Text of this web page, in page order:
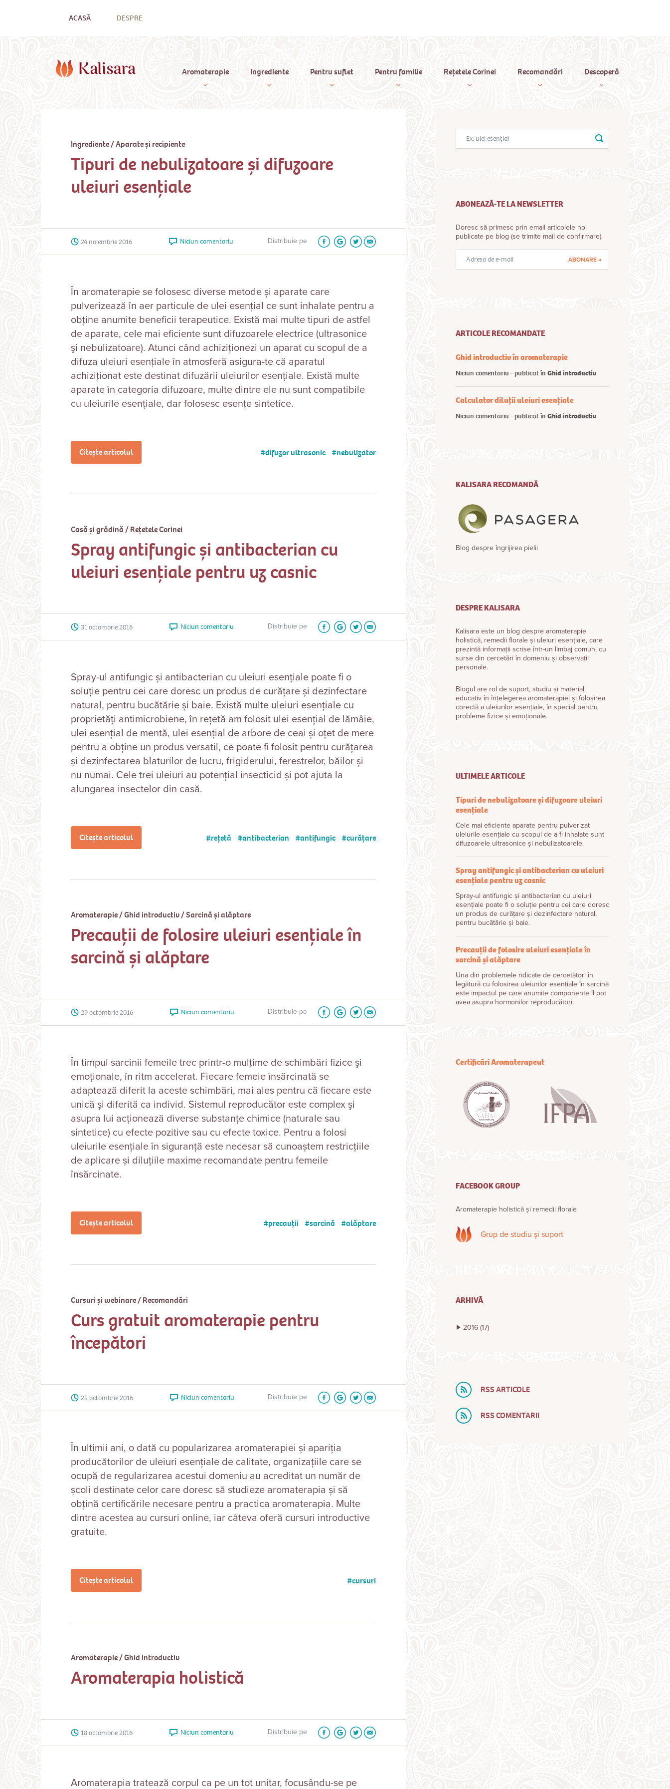
ACASĂ DESPRE
Aromaterapie Ingrediente Pentru suflet Pentru familie Rețetele Corinei Recomandări Descoperă
Ingrediente/Aparate și recipiente
Tipuri de nebulizatoare și difuzoare
uleiuri esențiale
24 noiembrie 2016 Niciun comentariu Distribuie pe
În aromaterapie se folosesc diverse metode și aparate care
pulverizează în aer particule de ulei esenţial ce sunt inhalate pentru a
obţine anumite beneficii terapeutice. Există mai multe tipuri de astfel
de aparate, cele mai eficiente sunt difuzoarele electrice (ultrasonice
şi nebulizatoare). Atunci când achiziţionezi un aparat cu scopul de a
difuza uleiuri esenţiale în atmosferă asigura-te că aparatul
achiziţionat este destinat difuzării uleiurilor esenţiale. Există multe
aparate în categoria difuzoare, multe dintre ele nu sunt compatibile
cu uleiurile esențiale, dar folosesc esențe sintetice.
Citește articolul difuzor ultrasonic nebulizator
Casă și grădină/Rețetele Corinei
Spray antifungic și antibacterian cu
uleiuri esențiale pentru uz casnic
31 octombrie 2016 Niciun comentariu Distribuie pe
Spray-ul antifungic și antibacterian cu uleiuri esențiale poate fi o
soluție pentru cei care doresc un produs de curățare și dezinfectare
natural, pentru bucătărie și baie. Există multe uleiuri esențiale cu
proprietăți antimicrobiene, în rețetă am folosit ulei esențial de lămâie,
ulei esențial de mentă, ulei esențial de arbore de ceai și oțet de mere
pentru a obține un produs versatil, ce poate fi folosit pentru curățarea
și dezinfectarea blaturilor de lucru, frigiderului, ferestrelor, băilor și
nu numai. Cele trei uleiuri au potențial insecticid și pot ajuta la
alungarea insectelor din casă.
Citește articolul rețetă antibacterian antifungic curățare
Aromaterapie/Ghid introductiv/Sarcină și alăptare
Precauții de folosire uleiuri esențiale în
sarcină și alăptare
29 octombrie 2016 Niciun comentariu Distribuie pe
În timpul sarcinii femeile trec printr-o mulţime de schimbări fizice şi
emoţionale, în ritm accelerat. Fiecare femeie însărcinată se
adaptează diferit la aceste schimbări, mai ales pentru că fiecare este
unică şi diferită ca individ. Sistemul reproducător este complex şi
asupra lui acţionează diverse substanţe chimice (naturale sau
sintetice) cu efecte pozitive sau cu efecte toxice. Pentru a folosi
uleiurile esențiale în siguranță este necesar să cunoaștem restricțiile
de aplicare și diluțiile maxime recomandate pentru femeile
însărcinate.
Citește articolul precauții sarcină alăptare
Cursuri și webinare/Recomandări
Curs gratuit aromaterapie pentru
începători
25 octombrie 2016 Niciun comentariu Distribuie pe
În ultimii ani, o dată cu popularizarea aromaterapiei și apariția
producătorilor de uleiuri esențiale de calitate, organizațiile care se
ocupă de regularizarea acestui domeniu au acreditat un număr de
școli destinate celor care doresc să studieze aromaterapia și să
obțină certificările necesare pentru a practica aromaterapia. Multe
dintre acestea au cursuri online, iar câteva oferă cursuri introductive
gratuite.
Citește articolul cursuri
Aromaterapie/Ghid introductiv
Aromaterapia holistică
18 octombrie 2016 Niciun comentariu Distribuie pe
Aromaterapia tratează corpul ca pe un tot unitar, focusându-se pe
ABONEAZĂ-TE LA NEWSLETTER
Doresc să primesc prin email articolele noi
publicate pe blog (se trimite mail de confirmare).
email
ARTICOLE RECOMANDATE
Ghid introductiv în aromaterapie
Niciun comentariu - publicat în Ghid introductiv
Calculator diluții uleiuri esențiale
Niciun comentariu - publicat în Ghid introductiv
KALISARA RECOMANDĂ
Blog despre îngrijirea pielii
DESPRE KALISARA
Kalisara este un blog despre aromaterapie
holistică, remedii florale și uleiuri esențiale, care
prezintă informații scrise într-un limbaj comun, cu
surse din cercetări în domeniu și observații
personale.
Blogul are rol de suport, studiu și material
educativ în înțelegerea aromaterapiei și folosirea
corectă a uleiurilor esențiale, în special pentru
probleme fizice și emoționale.
ULTIMELE ARTICOLE
Tipuri de nebulizatoare și difuzoare uleiuri
esențiale
Cele mai eficiente aparate pentru pulverizat
uleiurile esențiale cu scopul de a fi inhalate sunt
difuzoarele ultrasonice și nebulizatoarele.
Spray antifungic și antibacterian cu uleiuri
esențiale pentru uz casnic
Spray-ul antifungic și antibacterian cu uleiuri
esențiale poate fi o soluție pentru cei care doresc
un produs de curățare și dezinfectare natural,
pentru bucătărie și baie.
Precauții de folosire uleiuri esențiale în
sarcină și alăptare
Una din problemele ridicate de cercetători în
legătură cu folosirea uleiurilor esenţiale în sarcină
este impactul pe care anumite componente îl pot
avea asupra hormonilor reproducători.
Certificări Aromaterapeut
FACEBOOK GROUP
Aromaterapie holistică și remedii florale
Grup de studiu și suport
ARHIVĂ
2016 (17)
RSS ARTICOLE
RSS COMENTARII